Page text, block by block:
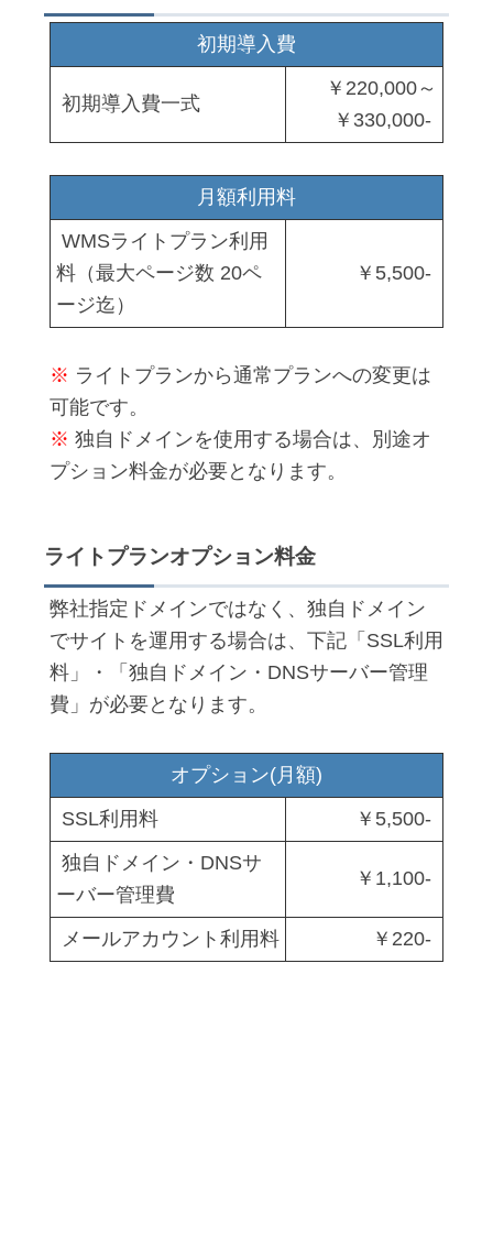
初期導入費
初期導入費一式
￥220,000～
￥330,000-
月額利用料
WMSライトプラン利用
料（最大ページ数 20ペ
ージ迄）
￥5,500-
※ ライトプランから通常プランへの変更は
可能です。
※ 独自ドメインを使用する場合は、別途オ
プション料金が必要となります。
ライトプランオプション料金
弊社指定ドメインではなく、独自ドメイン
でサイトを運用する場合は、下記「SSL利用
料」・「独自ドメイン・DNSサーバー管理
費」が必要となります。
オプション(月額)
SSL利用料
￥5,500-
独自ドメイン・DNSサ
ーバー管理費
￥1,100-
メールアカウント利用料 ￥220-